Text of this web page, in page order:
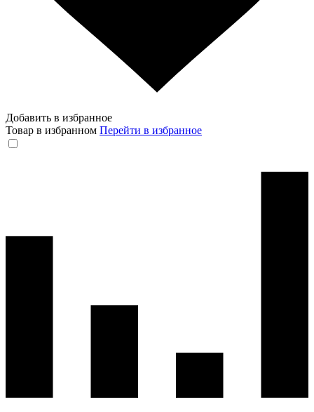
Добавить в избранное
Товар в избранном Перейти в избранное